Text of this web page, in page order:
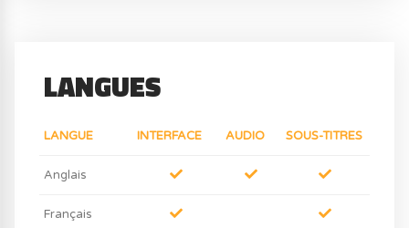
LANGUES
LANGUE INTERFACE AUDIO SOUS-TITRES
Anglais
Français